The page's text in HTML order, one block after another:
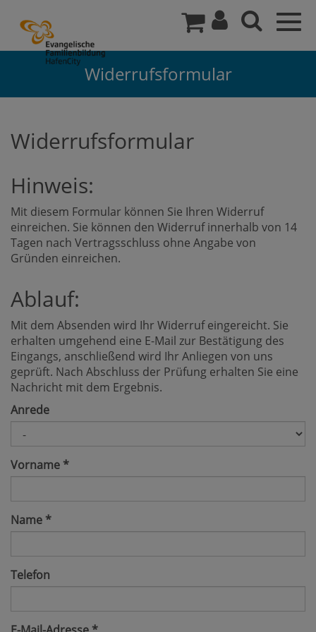
Widerrufsformular
Widerrufsformular
Hinweis:
Mit diesem Formular können Sie Ihren Widerruf
einreichen. Sie können den Widerruf innerhalb von 14
Tagen nach Vertragsschluss ohne Angabe von
Gründen einreichen.
Ablauf:
Mit dem Absenden wird Ihr Widerruf eingereicht. Sie
erhalten umgehend eine E-Mail zur Bestätigung des
Eingangs, anschließend wird Ihr Anliegen von uns
geprüft. Nach Abschluss der Prüfung erhalten Sie eine
Nachricht mit dem Ergebnis.
Anrede
Vorname *
Name *
Telefon